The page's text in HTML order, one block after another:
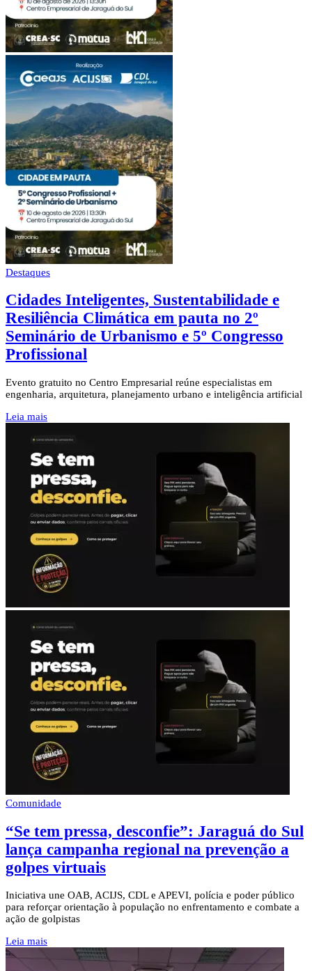
Destaques
Cidades Inteligentes, Sustentabilidade e
Resiliência Climática em pauta no 2º
Seminário de Urbanismo e 5º Congresso
Profissional
Evento gratuito no Centro Empresarial reúne especialistas em
engenharia, arquitetura, planejamento urbano e inteligência artificial
Leia mais
Comunidade
“Se tem pressa, desconfie”: Jaraguá do Sul
lança campanha regional na prevenção a
golpes virtuais
Iniciativa une OAB, ACIJS, CDL e APEVI, polícia e poder público
para reforçar orientação à população no enfrentamento e combate a
ação de golpistas
Leia mais